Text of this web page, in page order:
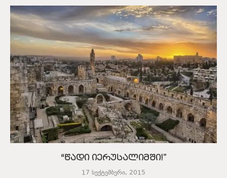
“წადი იერუსალიმში!”
17 სექტემბერი, 2015